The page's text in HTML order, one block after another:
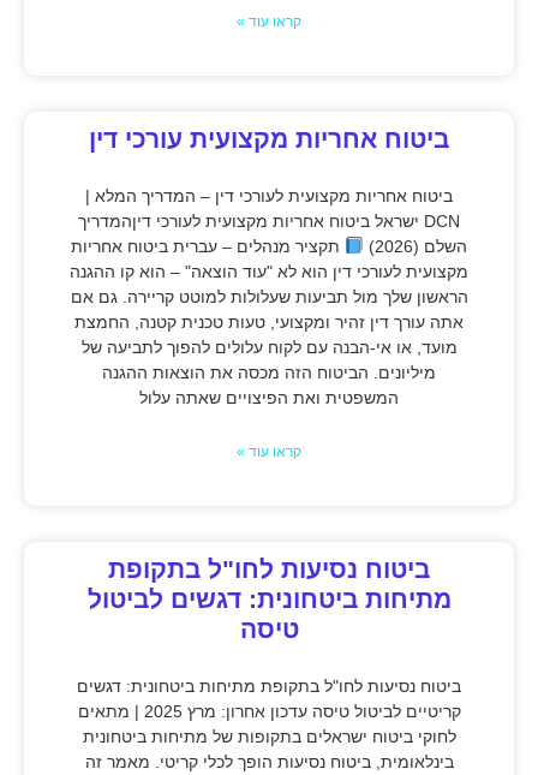
קראו עוד »
ביטוח אחריות מקצועית עורכי דין
ביטוח אחריות מקצועית לעורכי דין – המדריך המלא |
DCN ישראל ביטוח אחריות מקצועית לעורכי דיןהמדריך
השלם (2026)
תקציר מנהלים – עברית ביטוח אחריות
מקצועית לעורכי דין הוא לא "עוד הוצאה" – הוא קו ההגנה
הראשון שלך מול תביעות שעלולות למוטט קריירה. גם אם
אתה עורך דין זהיר ומקצועי, טעות טכנית קטנה, החמצת
מועד, או אי-הבנה עם לקוח עלולים להפוך לתביעה של
מיליונים. הביטוח הזה מכסה את הוצאות ההגנה
המשפטית ואת הפיצויים שאתה עלול
קראו עוד »
ביטוח נסיעות לחו"ל בתקופת
מתיחות ביטחונית: דגשים לביטול
טיסה
ביטוח נסיעות לחו"ל בתקופת מתיחות ביטחונית: דגשים
קריטיים לביטול טיסה עדכון אחרון: מרץ 2025 | מתאים
לחוקי ביטוח ישראלים בתקופות של מתיחות ביטחונית
בינלאומית, ביטוח נסיעות הופך לכלי קריטי. מאמר זה